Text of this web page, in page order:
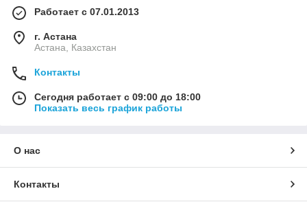
Работает с 07.01.2013
г. Астана
Астана, Казахстан
Контакты
Сегодня работает с 09:00 до 18:00
Показать весь график работы
О нас
Контакты